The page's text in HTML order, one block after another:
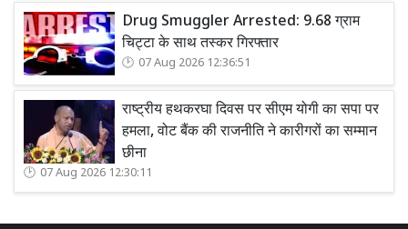
Drug Smuggler Arrested: 9.68 ग्राम
चिट्टा के साथ तस्कर गिरफ्तार
07 Aug 2026 12:36:51
राष्ट्रीय हथकरघा दिवस पर सीएम योगी का सपा पर
हमला, वोट बैंक की राजनीति ने कारीगरों का सम्मान
छीना
07 Aug 2026 12:30:11